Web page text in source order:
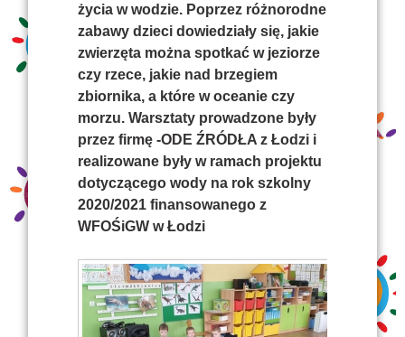
życia w wodzie. Poprzez różnorodne
zabawy dzieci dowiedziały się, jakie
zwierzęta można spotkać w jeziorze
czy rzece, jakie nad brzegiem
zbiornika, a które w oceanie czy
morzu. Warsztaty prowadzone były
przez firmę -ODE ŹRÓDŁA z Łodzi i
realizowane były w ramach projektu
dotyczącego wody na rok szkolny
2020/2021 finansowanego z
WFOŚiGW w Łodzi